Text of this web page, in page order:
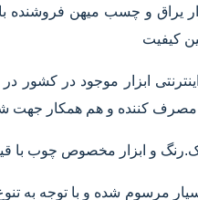
یراق و چسب میهن فروشنده
کیفیت
ابزار موجود در
کننده و هم همکار جهت
و ابزار مخصوص چوب با
مرسوم شده و با توجه به